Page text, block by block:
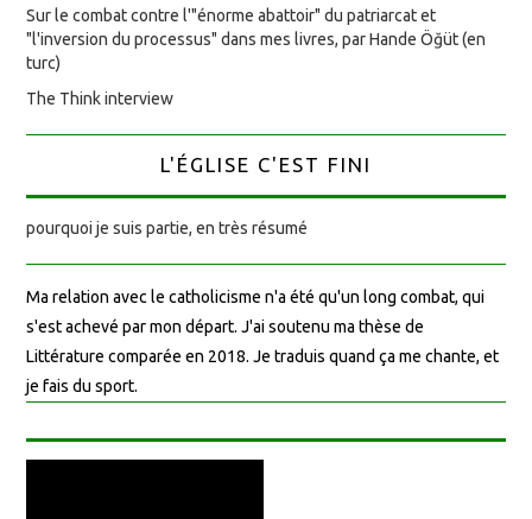
Sur le combat contre l'"énorme abattoir" du patriarcat et
"l'inversion du processus" dans mes livres, par Hande Öğüt (en
turc)
The Think interview
L'ÉGLISE C'EST FINI
pourquoi je suis partie, en très résumé
Ma relation avec le catholicisme n'a été qu'un long combat, qui
s'est achevé par mon départ. J'ai soutenu ma thèse de
Littérature comparée en 2018. Je traduis quand ça me chante, et
je fais du sport.